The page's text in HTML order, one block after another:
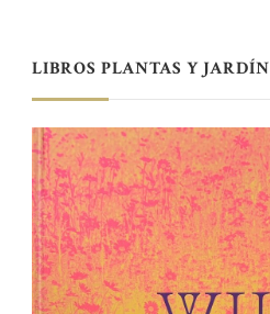
LIBROS PLANTAS Y JARDÍN